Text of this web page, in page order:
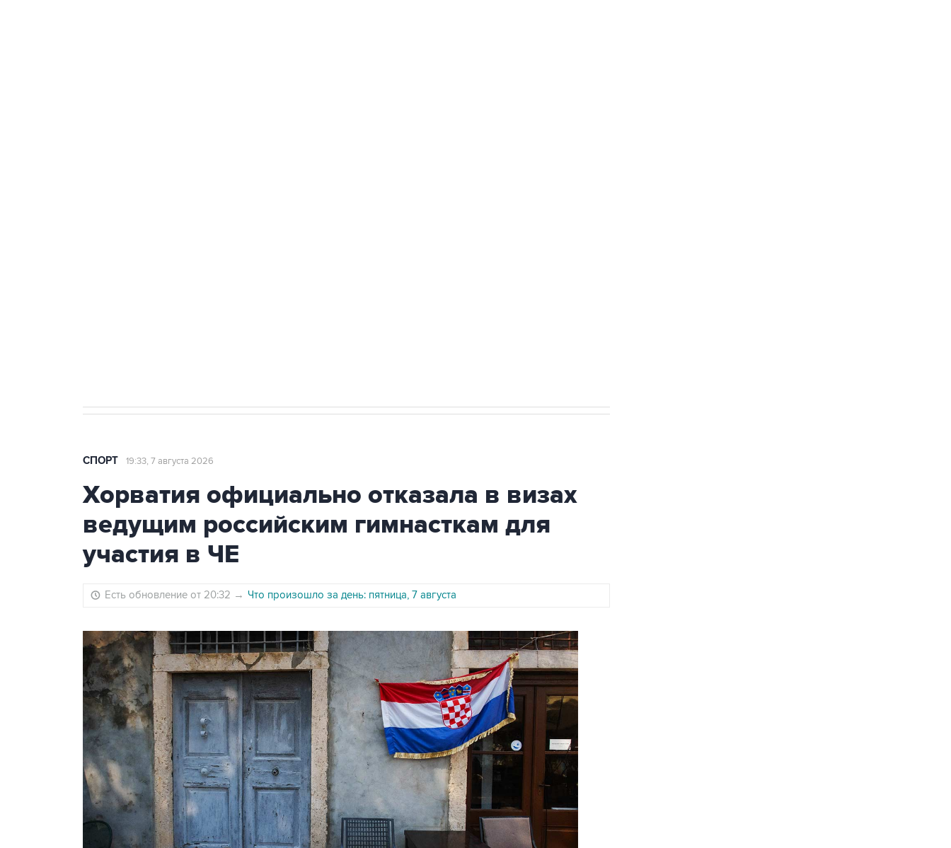
СПОРТ 19:33, 7 августа 2026
Хорватия официально отказала в визах
ведущим российским гимнасткам для
участия в ЧЕ
Есть обновление от 20:32 → Что произошло за день: пятница, 7 августа